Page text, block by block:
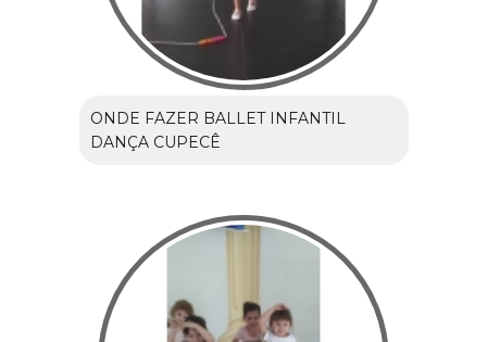
ONDE FAZER BALLET INFANTIL
DANÇA CUPECÊ